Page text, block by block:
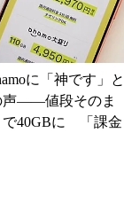
に「神です」と
声――値段そのま
で40GBに 「課金